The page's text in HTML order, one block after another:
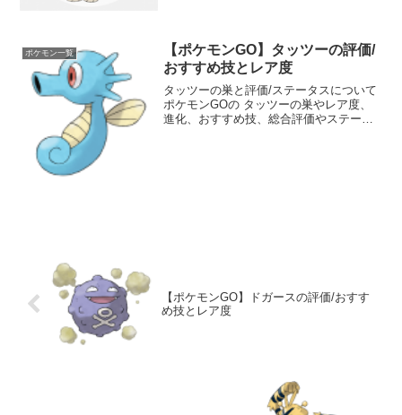
ポケモン一覧
【ポケモンGO】タッツーの評価/
おすすめ技とレア度
タッツーの巣と評価/ステータスについて
ポケモンGOの タッツーの巣やレア度、
進化、おすすめ技、総合評価やステータ
【ポケモンGO】ドガースの評価/おすす
め技とレア度